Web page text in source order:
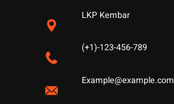
LKP Kembar
(+1)-123-456-789
Example@example.com